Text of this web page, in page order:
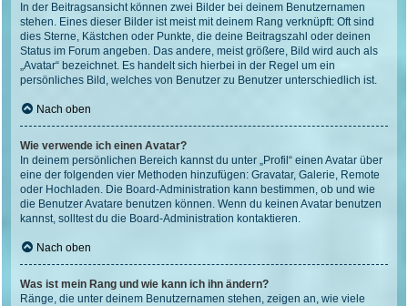
In der Beitragsansicht können zwei Bilder bei deinem Benutzernamen
stehen. Eines dieser Bilder ist meist mit deinem Rang verknüpft: Oft sind
dies Sterne, Kästchen oder Punkte, die deine Beitragszahl oder deinen
Status im Forum angeben. Das andere, meist größere, Bild wird auch als
„Avatar“ bezeichnet. Es handelt sich hierbei in der Regel um ein
persönliches Bild, welches von Benutzer zu Benutzer unterschiedlich ist.
Nach oben
Wie verwende ich einen Avatar?
In deinem persönlichen Bereich kannst du unter „Profil“ einen Avatar über
eine der folgenden vier Methoden hinzufügen: Gravatar, Galerie, Remote
oder Hochladen. Die Board-Administration kann bestimmen, ob und wie
die Benutzer Avatare benutzen können. Wenn du keinen Avatar benutzen
kannst, solltest du die Board-Administration kontaktieren.
Nach oben
Was ist mein Rang und wie kann ich ihn ändern?
Ränge, die unter deinem Benutzernamen stehen, zeigen an, wie viele